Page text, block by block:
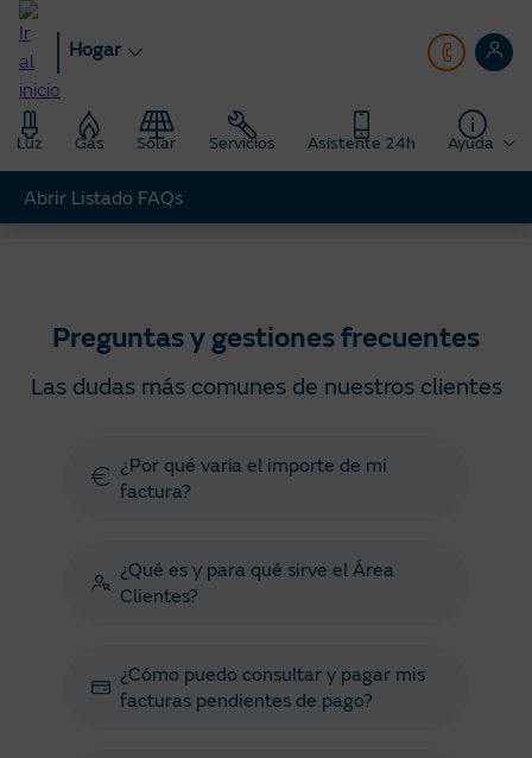
Pasar
contenido
principal
Hogar
Luz Gas Solar Servicios Asistente 24h Ayuda
Hogar Ayuda Preguntas y gestiones frecuentes
Preguntas y gestiones frecuentes
Las dudas más comunes de nuestros clientes
¿Por qué varía el importe de mi
factura?
¿Qué es y para qué sirve el Área
Clientes?
¿Cómo puedo consultar y pagar mis
facturas pendientes de pago?
Abrir Listado FAQs